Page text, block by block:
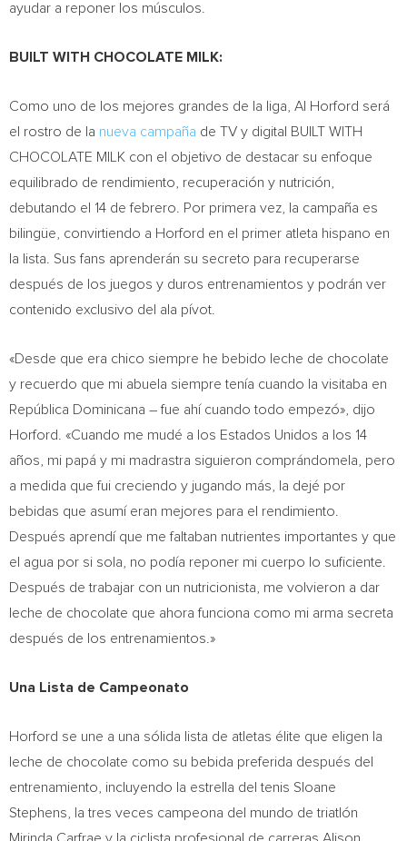
ayudar a reponer los músculos.
BUILT WITH CHOCOLATE MILK:
Como uno de los mejores grandes de la liga, Al Horford será
el rostro de la nueva campaña de TV y digital BUILT WITH
CHOCOLATE MILK con el objetivo de destacar su enfoque
equilibrado de rendimiento, recuperación y nutrición,
debutando el 14 de febrero. Por primera vez, la campaña es
bilingüe, convirtiendo a Horford en el primer atleta hispano en
la lista. Sus fans aprenderán su secreto para recuperarse
después de los juegos y duros entrenamientos y podrán ver
contenido exclusivo del ala pívot.
«Desde que era chico siempre he bebido leche de chocolate
y recuerdo que mi abuela siempre tenía cuando la visitaba en
República Dominicana – fue ahí cuando todo empezó», dijo
Horford. «Cuando me mudé a los Estados Unidos a los 14
años, mi papá y mi madrastra siguieron comprándomela, pero
a medida que fui creciendo y jugando más, la dejé por
bebidas que asumí eran mejores para el rendimiento.
Después aprendí que me faltaban nutrientes importantes y que
el agua por si sola, no podía reponer mi cuerpo lo suficiente.
Después de trabajar con un nutricionista, me volvieron a dar
leche de chocolate que ahora funciona como mi arma secreta
después de los entrenamientos.»
Una Lista de Campeonato
Horford se une a una sólida lista de atletas élite que eligen la
leche de chocolate como su bebida preferida después del
entrenamiento, incluyendo la estrella del tenis Sloane
Stephens , la tres veces campeona del mundo de triatlón